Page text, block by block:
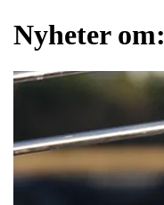
Nyheter om: